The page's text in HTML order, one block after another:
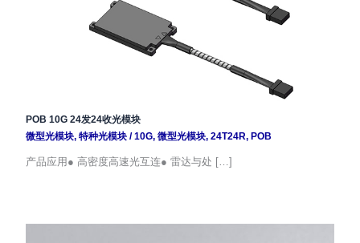
POB 10G 24发24收光模块
微型光模块, 特种光模块/10G, 微型光模块, 24T24R, POB
产品应用● 高密度高速光互连● 雷达与处 […]